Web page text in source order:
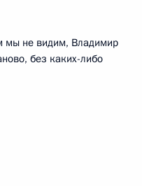
мы не видим, Владимир
без каких-либо